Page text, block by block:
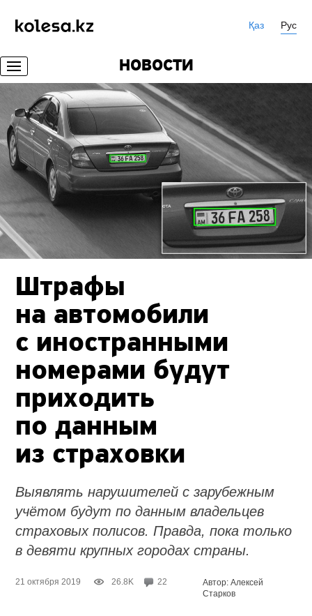
Қаз Рус
НОВОСТИ
Штрафы
на автомобили
с иностранными
номерами будут
приходить
по данным
из страховки
Выявлять нарушителей с зарубежным
учётом будут по данным владельцев
страховых полисов. Правда, пока только
в девяти крупных городах страны.
21 октября 2019 26.8K 22
Автор: Алексей
Старков